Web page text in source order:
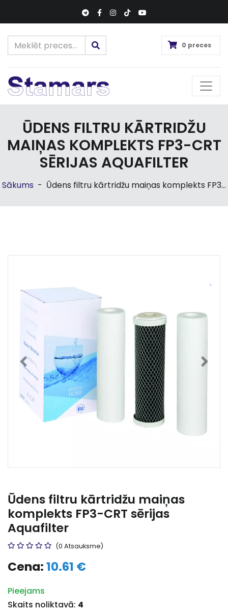
0 preces
ŪDENS FILTRU KĀRTRIDŽU
MAIŅAS KOMPLEKTS FP3-CRT
SĒRIJAS AQUAFILTER
Sākums - Ūdens filtru kārtridžu maiņas komplekts FP3...
Ūdens filtru kārtridžu maiņas
komplekts FP3-CRT sērijas
Aquafilter
(0 Atsauksme)
Cena:10.61 €
Pieejams
Skaits noliktavā: 4